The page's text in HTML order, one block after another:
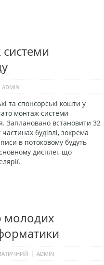
ADMIN
та спонсорські кошти у
монтаж системи
Заплановано встановити 32
будівлі, зокрема
в потоковому будуть
дисплеї, що
молодих
ADMIN